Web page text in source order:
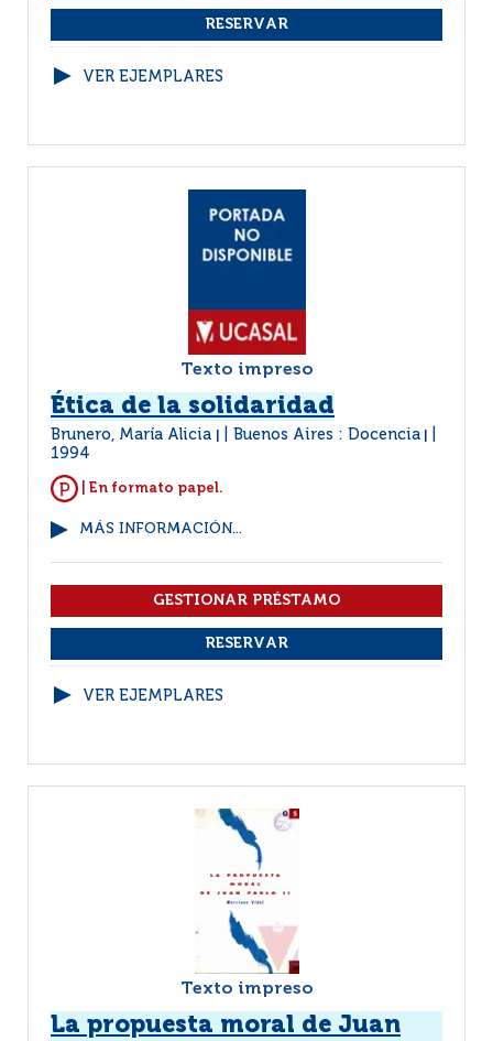
VER EJEMPLARES
Texto impreso
Ética de la solidaridad
Brunero, María Alicia Buenos Aires : Docencia
1994
| En formato papel.
MÁS INFORMACIÓN...
VER EJEMPLARES
Texto impreso
La propuesta moral de Juan